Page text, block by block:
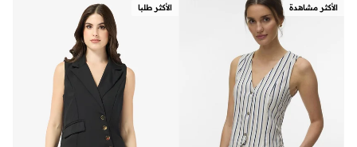
الأكثر مشاهدة الأكثر طلبا